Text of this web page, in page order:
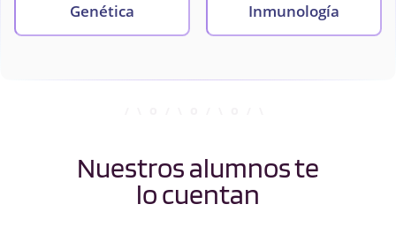
Genética Inmunología
Microbiología y
Nuestros alumnos te
lo cuentan